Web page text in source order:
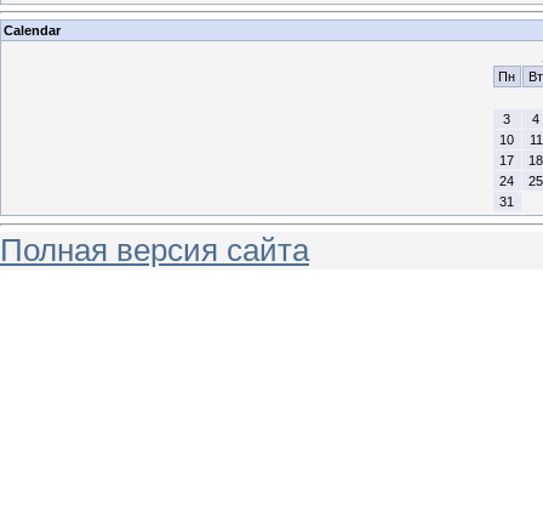
Calendar
Пн
Вт
3
4
10
11
17
18
24
25
31
Полная версия сайта